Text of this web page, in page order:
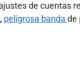
de cuentas
peligrosa banda de